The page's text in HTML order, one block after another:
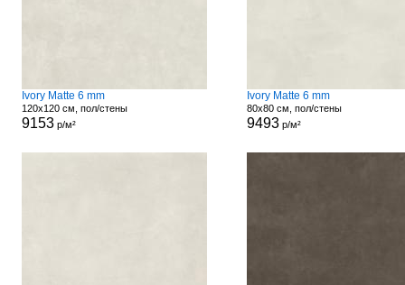
Ivory Matte 6 mm
120x120 см, пол/стены
9153р/м²
Ivory Matte 6 mm
80x80 см, пол/стены
9493р/м²